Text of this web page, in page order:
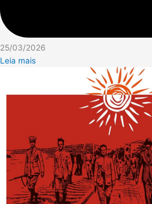
25/03/2026
Leia mais